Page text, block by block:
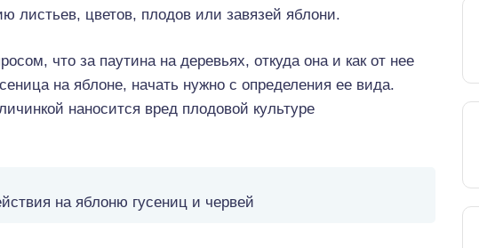
листьев, цветов, плодов или завязей яблони.
что за паутина на деревьях, откуда она и как от нее
на яблоне, начать нужно с определения ее вида.
наносится вред плодовой культуре
на яблоню гусениц и червей